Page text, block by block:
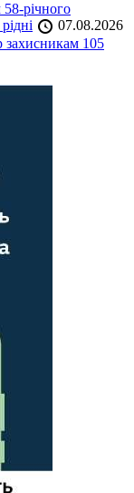
річного
07.08.2026
захисникам 105